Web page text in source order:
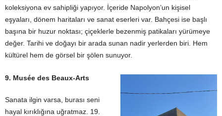
koleksiyona ev sahipliği yapıyor. İçeride Napolyon’un kişisel
eşyaları, dönem haritaları ve sanat eserleri var. Bahçesi ise başlı
başına bir huzur noktası; çiçeklerle bezenmiş patikaları yürümeye
değer. Tarihi ve doğayı bir arada sunan nadir yerlerden biri. Hem
kültürel hem de görsel bir şölen sunuyor.
9. Musée des Beaux-Arts
Sanata ilgin varsa, burası seni
hayal kırıklığına uğratmaz. 19.